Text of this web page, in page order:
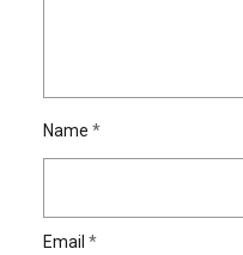
Name *
Email *